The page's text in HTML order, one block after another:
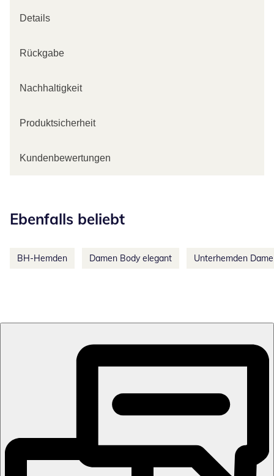
Details
Rückgabe
Nachhaltigkeit
Produktsicherheit
Kundenbewertungen
Ebenfalls beliebt
BH-Hemden Damen Body elegant Unterhemden